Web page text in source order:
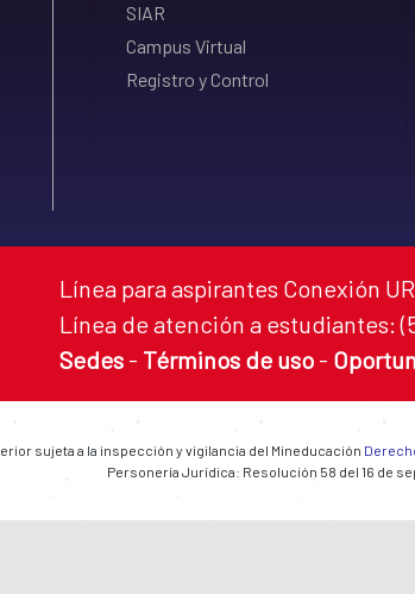
SIAR
Campus Virtual
Registro y Control
Línea para aspirantes Conexión
Línea de atención a estudiantes:
Sedes - Términos de uso -
sujeta a la inspección y vigilancia del Mineducación
Personería Jurídica: Resolución 58 del 16 de